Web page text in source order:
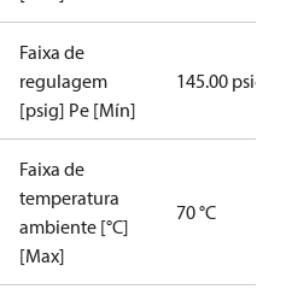
Faixa de
regulagem
[psig] Pe [Mín]
145.00 psig
Faixa de
temperatura
ambiente [°C]
[Max]
70 °C